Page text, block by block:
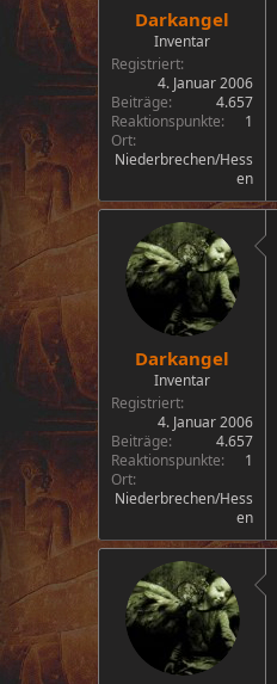
Darkangel
Inventar
Registriert
4. Januar 2006
Beiträge
4.657
Reaktionspunkte
1
Ort
Niederbrechen/Hess
en
Darkangel
Inventar
Registriert
4. Januar 2006
Beiträge
4.657
Reaktionspunkte
1
Ort
Niederbrechen/Hess
en